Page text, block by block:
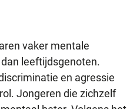
vaker mentale
leeftijdsgenoten.
en agressie
Jongeren die zichzelf